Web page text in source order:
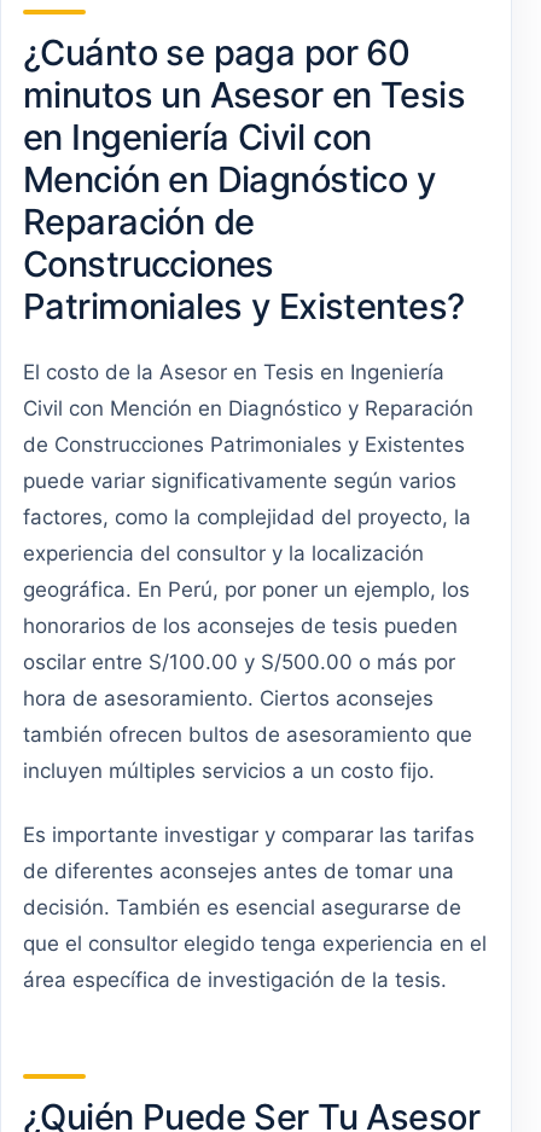
¿Cuánto se paga por 60
minutos un Asesor en Tesis
en Ingeniería Civil con
Mención en Diagnóstico y
Reparación de
Construcciones
Patrimoniales y Existentes?
El costo de la Asesor en Tesis en Ingeniería
Civil con Mención en Diagnóstico y Reparación
de Construcciones Patrimoniales y Existentes
puede variar significativamente según varios
factores, como la complejidad del proyecto, la
experiencia del consultor y la localización
geográfica. En Perú, por poner un ejemplo, los
honorarios de los aconsejes de tesis pueden
oscilar entre S/100.00 y S/500.00 o más por
hora de asesoramiento. Ciertos aconsejes
también ofrecen bultos de asesoramiento que
incluyen múltiples servicios a un costo fijo.
Es importante investigar y comparar las tarifas
de diferentes aconsejes antes de tomar una
decisión. También es esencial asegurarse de
que el consultor elegido tenga experiencia en el
área específica de investigación de la tesis.
¿Quién Puede Ser Tu Asesor